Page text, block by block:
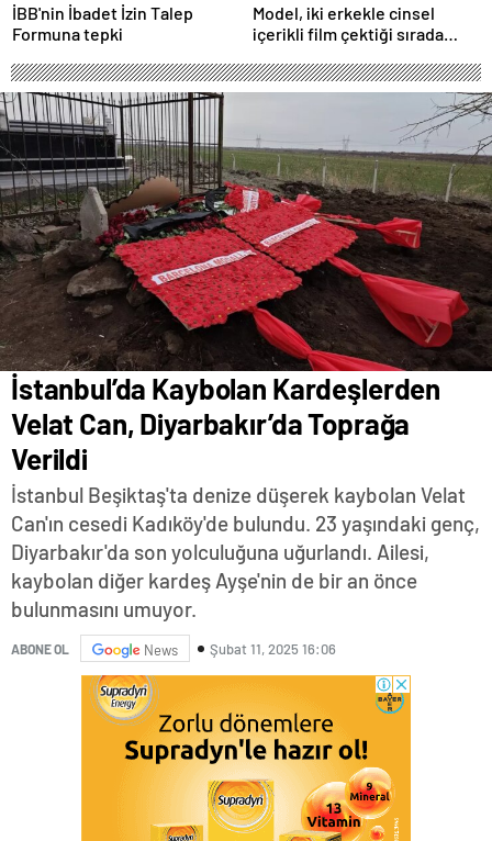
İBB'nin İbadet İzin Talep
Formuna tepki
Model, iki erkekle cinsel
içerikli film çektiği sırada
kaybetti
İstanbul’da Kaybolan Kardeşlerden
Velat Can, Diyarbakır’da Toprağa
Verildi
İstanbul Beşiktaş'ta denize düşerek kaybolan Velat
Can'ın cesedi Kadıköy'de bulundu. 23 yaşındaki genç,
Diyarbakır'da son yolculuğuna uğurlandı. Ailesi,
kaybolan diğer kardeş Ayşe'nin de bir an önce
bulunmasını umuyor.
ABONE OL News Şubat 11, 2025 16:06